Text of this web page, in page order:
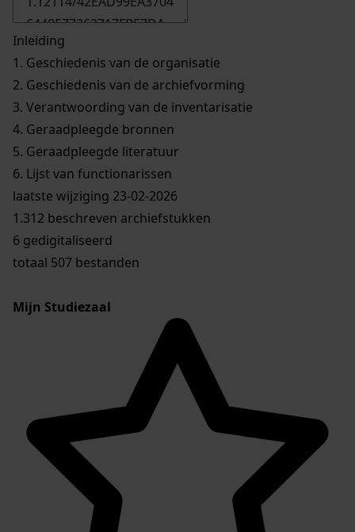
Inleiding
1. Geschiedenis van de organisatie
2. Geschiedenis van de archiefvorming
3. Verantwoording van de inventarisatie
4. Geraadpleegde bronnen
5. Geraadpleegde literatuur
6. Lijst van functionarissen
laatste wijziging 23-02-2026
1.312 beschreven archiefstukken
6 gedigitaliseerd
totaal 507 bestanden
Mijn Studiezaal